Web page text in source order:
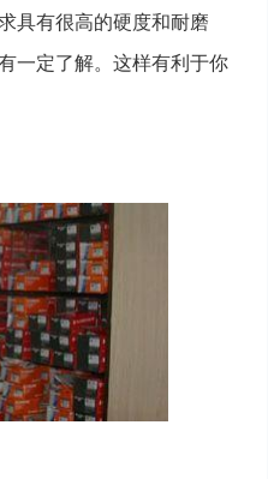
具有很高的硬度和耐磨
一定了解。这样有利于你